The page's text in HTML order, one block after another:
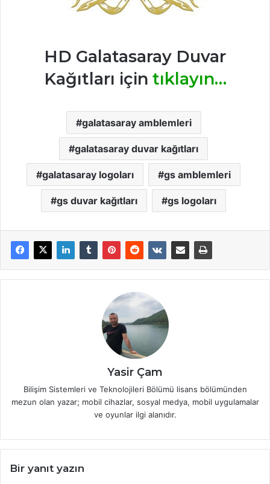
HD Galatasaray Duvar
Kağıtları için tıklayın…
galatasaray amblemleri
galatasaray duvar kağıtları
galatasaray logoları gs amblemleri
gs duvar kağıtları gs logoları
Yasir Çam
Bilişim Sistemleri ve Teknolojileri Bölümü lisans bölümünden
mezun olan yazar; mobil cihazlar, sosyal medya, mobil uygulamalar
ve oyunlar ilgi alanıdır.
Bir yanıt yazın